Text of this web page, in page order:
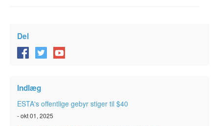
Del
Indlæg
ESTA's offentlige gebyr stiger til $40
- okt 01, 2025